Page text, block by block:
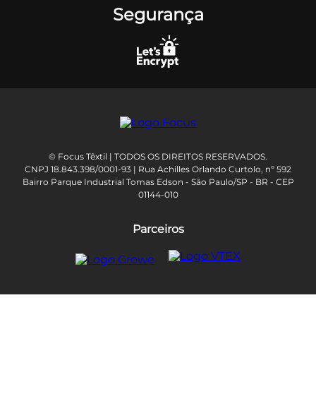
Segurança
© Focus Têxtil | TODOS OS DIREITOS RESERVADOS.
CNPJ 18.843.398/0001-93 | Rua Achilles Orlando Curtolo, nº 592
Bairro Parque Industrial Tomas Edson - São Paulo/SP - BR - CEP
01144-010
Parceiros